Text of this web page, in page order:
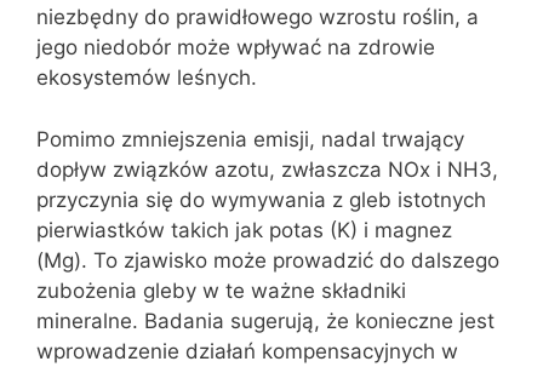
niezbędny do prawidłowego wzrostu roślin, a
jego niedobór może wpływać na zdrowie
ekosystemów leśnych.
Pomimo zmniejszenia emisji, nadal trwający
dopływ związków azotu, zwłaszcza NOx i NH3,
przyczynia się do wymywania z gleb istotnych
pierwiastków takich jak potas (K) i magnez
(Mg). To zjawisko może prowadzić do dalszego
zubożenia gleby w te ważne składniki
mineralne. Badania sugerują, że konieczne jest
wprowadzenie działań kompensacyjnych w